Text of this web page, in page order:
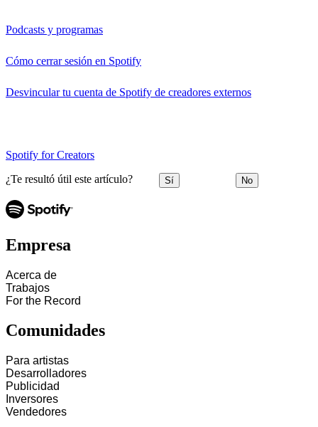
Podcasts y programas
Cómo cerrar sesión en Spotify
Desvincular tu cuenta de Spotify de creadores externos
Spotify for Creators
¿Te resultó útil este artículo? Sí No
Empresa
Acerca de
Trabajos
For the Record
Comunidades
Para artistas
Desarrolladores
Publicidad
Inversores
Vendedores